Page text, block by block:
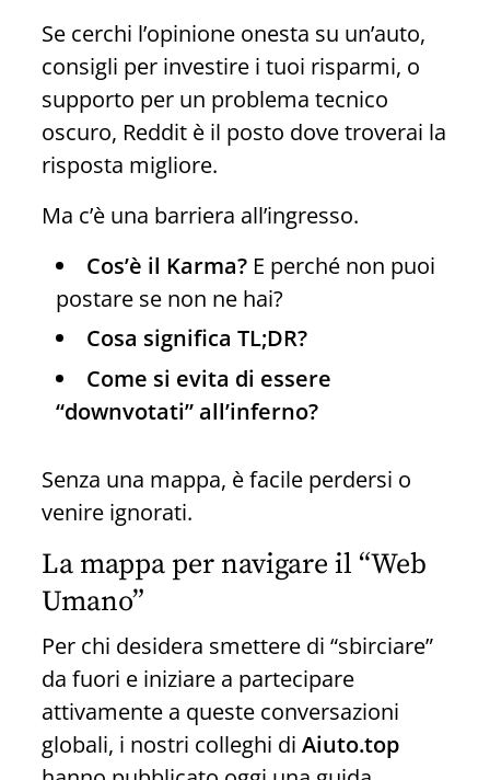
Se cerchi l’opinione onesta su un’auto,
consigli per investire i tuoi risparmi, o
supporto per un problema tecnico
oscuro, Reddit è il posto dove troverai la
risposta migliore.
Ma c’è una barriera all’ingresso.
Cos’è il Karma? E perché non puoi
postare se non ne hai?
Cosa significa TL;DR?
Come si evita di essere
“downvotati” all’inferno?
Senza una mappa, è facile perdersi o
venire ignorati.
La mappa per navigare il “Web
Umano”
Per chi desidera smettere di “sbirciare”
da fuori e iniziare a partecipare
attivamente a queste conversazioni
globali, i nostri colleghi diAiuto.top